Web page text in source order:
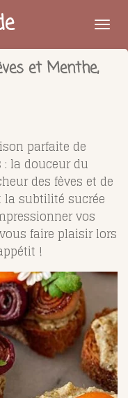
et Menthe,
parfaite de
la douceur du
des fèves et de
subtilité sucrée
vos
faire plaisir lors
!